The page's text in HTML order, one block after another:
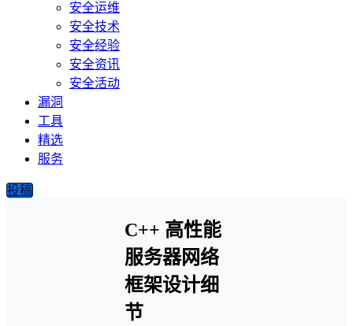
安全运维
安全技术
安全经验
安全资讯
安全活动
漏洞
工具
精选
服务
投稿
C++ 高性能
服务器网络
框架设计细
节